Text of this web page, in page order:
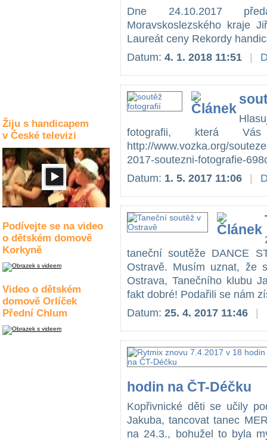
Žiju s handicapem
v České televizi
Podívejte se na video
o dětském domově
Korkyně
Video o dětském
domově Orlíček
Přední Chlum
Dne 24.10.2017
Moravskoslezského kraje
Laureát ceny Rekordy
Datum: 4. 1. 2018 11:51
fotografii, která
http://www.vozka.org/
2017-soutezni-fotografie-
Datum: 1. 5. 2017 11:06
taneční soutěže DANCE
Ostravě. Musím uznat, že
Ostrava, Tanečního klubu
fakt dobré! Podařili se nám
Datum: 25. 4. 2017 11:46
hodin na ČT-Déčku
Kopřivnické děti se učily
Jakuba, tancovat tanec
na 24.3., bohužel to byla